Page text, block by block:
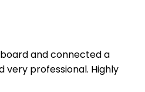
and connected a
very professional. Highly